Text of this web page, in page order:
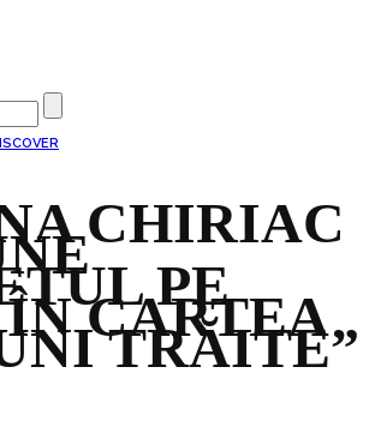
CHIRIAC
PE
CARTEA
TRĂITE”